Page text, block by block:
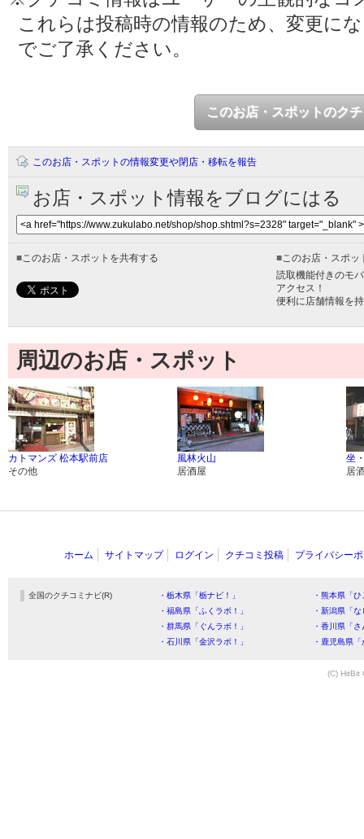
これらは投稿時の情報のため、変更に
でご了承ください。
このお店・スポットのク
このお店・スポットの情報変更や閉店・移転を報告
お店・スポット情報をブログにはる
■このお店・スポットを共有する ■このお店・スポッ
読取機能付きのモ
アクセス！
便利に店舗情報を
周辺のお店・スポット
カトマンズ 松本駅前店
その他
風林火山
居酒屋
坐
居
ホーム サイトマップ ログイン クチコミ投稿 プライバシー
全国のクチコミナビ(R) ・栃木県「栃ナビ！」
・熊本県「
・福島県「ふくラボ！」
・新潟県「
・群馬県「ぐんラボ！」
・香川県「
・石川県「金沢ラボ！」
・鹿児島県
(C) HitBit